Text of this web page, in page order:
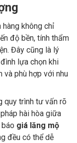
hàng không chỉ
độ bền, tính thẩm
Đây cũng là lý
lựa chọn khi
và phù hợp với nhu
quy trình tư vấn rõ
hài hòa giữa
giá lăng mộ
đều có thể dễ